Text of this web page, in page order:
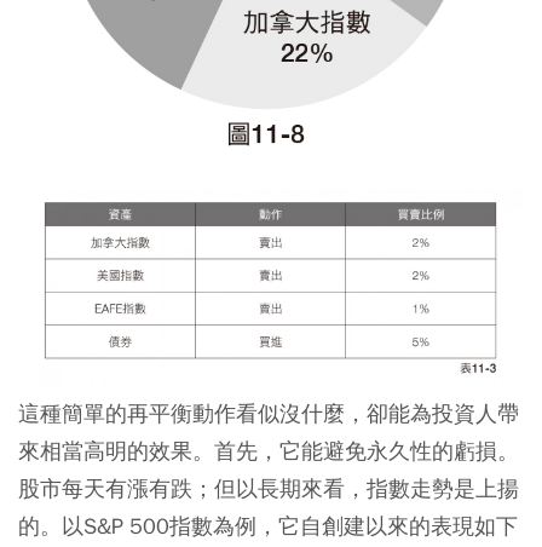
這種簡單的再平衡動作看似沒什麼，卻能為投資人帶
來相當高明的效果。首先，它能避免永久性的虧損。
股市每天有漲有跌；但以長期來看，指數走勢是上揚
的。以S&P 500指數為例，它自創建以來的表現如下